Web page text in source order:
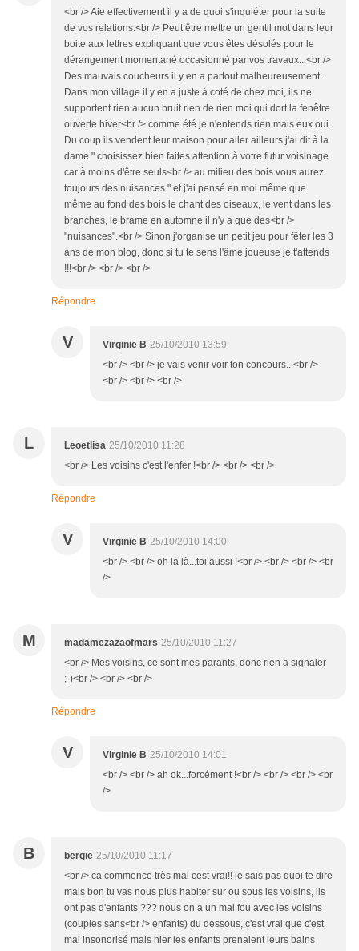
<br /> Aie effectivement il y a de quoi s'inquiéter pour la suite
de vos relations.<br /> Peut être mettre un gentil mot dans leur
boite aux lettres expliquant que vous êtes désolés pour le
dérangement momentané occasionné par vos travaux...<br />
Des mauvais coucheurs il y en a partout malheureusement...
Dans mon village il y en a juste à coté de chez moi, ils ne
supportent rien aucun bruit rien de rien moi qui dort la fenêtre
ouverte hiver<br /> comme été je n'entends rien mais eux oui.
Du coup ils vendent leur maison pour aller ailleurs j'ai dit à la
dame " choisissez bien faites attention à votre futur voisinage
car à moins d'être seuls<br /> au milieu des bois vous aurez
toujours des nuisances " et j'ai pensé en moi même que
même au fond des bois le chant des oiseaux, le vent dans les
branches, le brame en automne il n'y a que des<br />
"nuisances".<br /> Sinon j'organise un petit jeu pour fêter les 3
ans de mon blog, donc si tu te sens l'âme joueuse je t'attends
!!!<br /> <br /> <br />
Répondre
V Virginie B 25/10/2010 13:59
<br /> <br /> je vais venir voir ton concours...<br />
<br /> <br /> <br />
L Leoetlisa 25/10/2010 11:28
<br /> Les voisins c'est l'enfer !<br /> <br /> <br />
Répondre
V Virginie B 25/10/2010 14:00
<br /> <br /> oh là là...toi aussi !<br /> <br /> <br /> <br
/>
M madamezazaofmars 25/10/2010 11:27
<br /> Mes voisins, ce sont mes parants, donc rien a signaler
;-)<br /> <br /> <br />
Répondre
V Virginie B 25/10/2010 14:01
<br /> <br /> ah ok...forcément !<br /> <br /> <br /> <br
/>
B bergie 25/10/2010 11:17
<br /> ca commence très mal cest vrai!! je sais pas quoi te dire
mais bon tu vas nous plus habiter sur ou sous les voisins, ils
ont pas d'enfants ??? nous on a un mal fou avec les voisins
(couples sans<br /> enfants) du dessous, c'est vrai que c'est
mal insonorisé mais hier les enfants prenaient leurs bains